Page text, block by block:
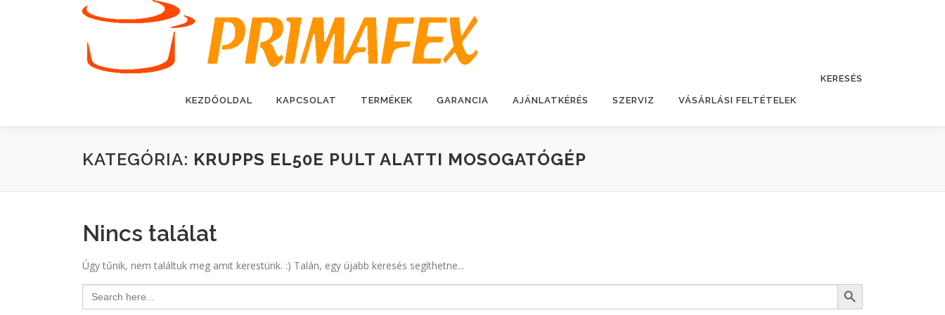
KEZDŐOLDAL KAPCSOLAT TERMÉKEK GARANCIA AJÁNLATKÉRÉS SZERVIZ VÁSÁRLÁSI FELTÉTELEK
KERESÉS
KATEGÓRIA: KRUPPS EL50E PULT ALATTI MOSOGATÓGÉP
Nincs találat
Úgy tűnik, nem találtuk meg amit kerestünk. :) Talán, egy újabb keresés segíthetne...
Search
for:
Search Button